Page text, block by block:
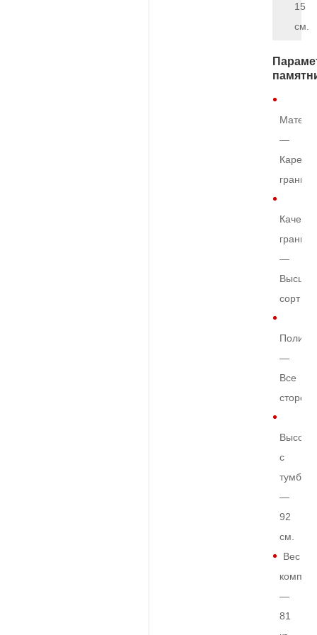
15
см.
—
гранит
гранита
—
Высший
сорт
—
Все
Высота
с
тумбой
—
92
см.
Вес
—
81